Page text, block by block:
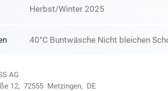
Herbst/Winter 2025
40°C Buntwäsche Nicht bleichen
AG
12, 72555 Metzingen, DE